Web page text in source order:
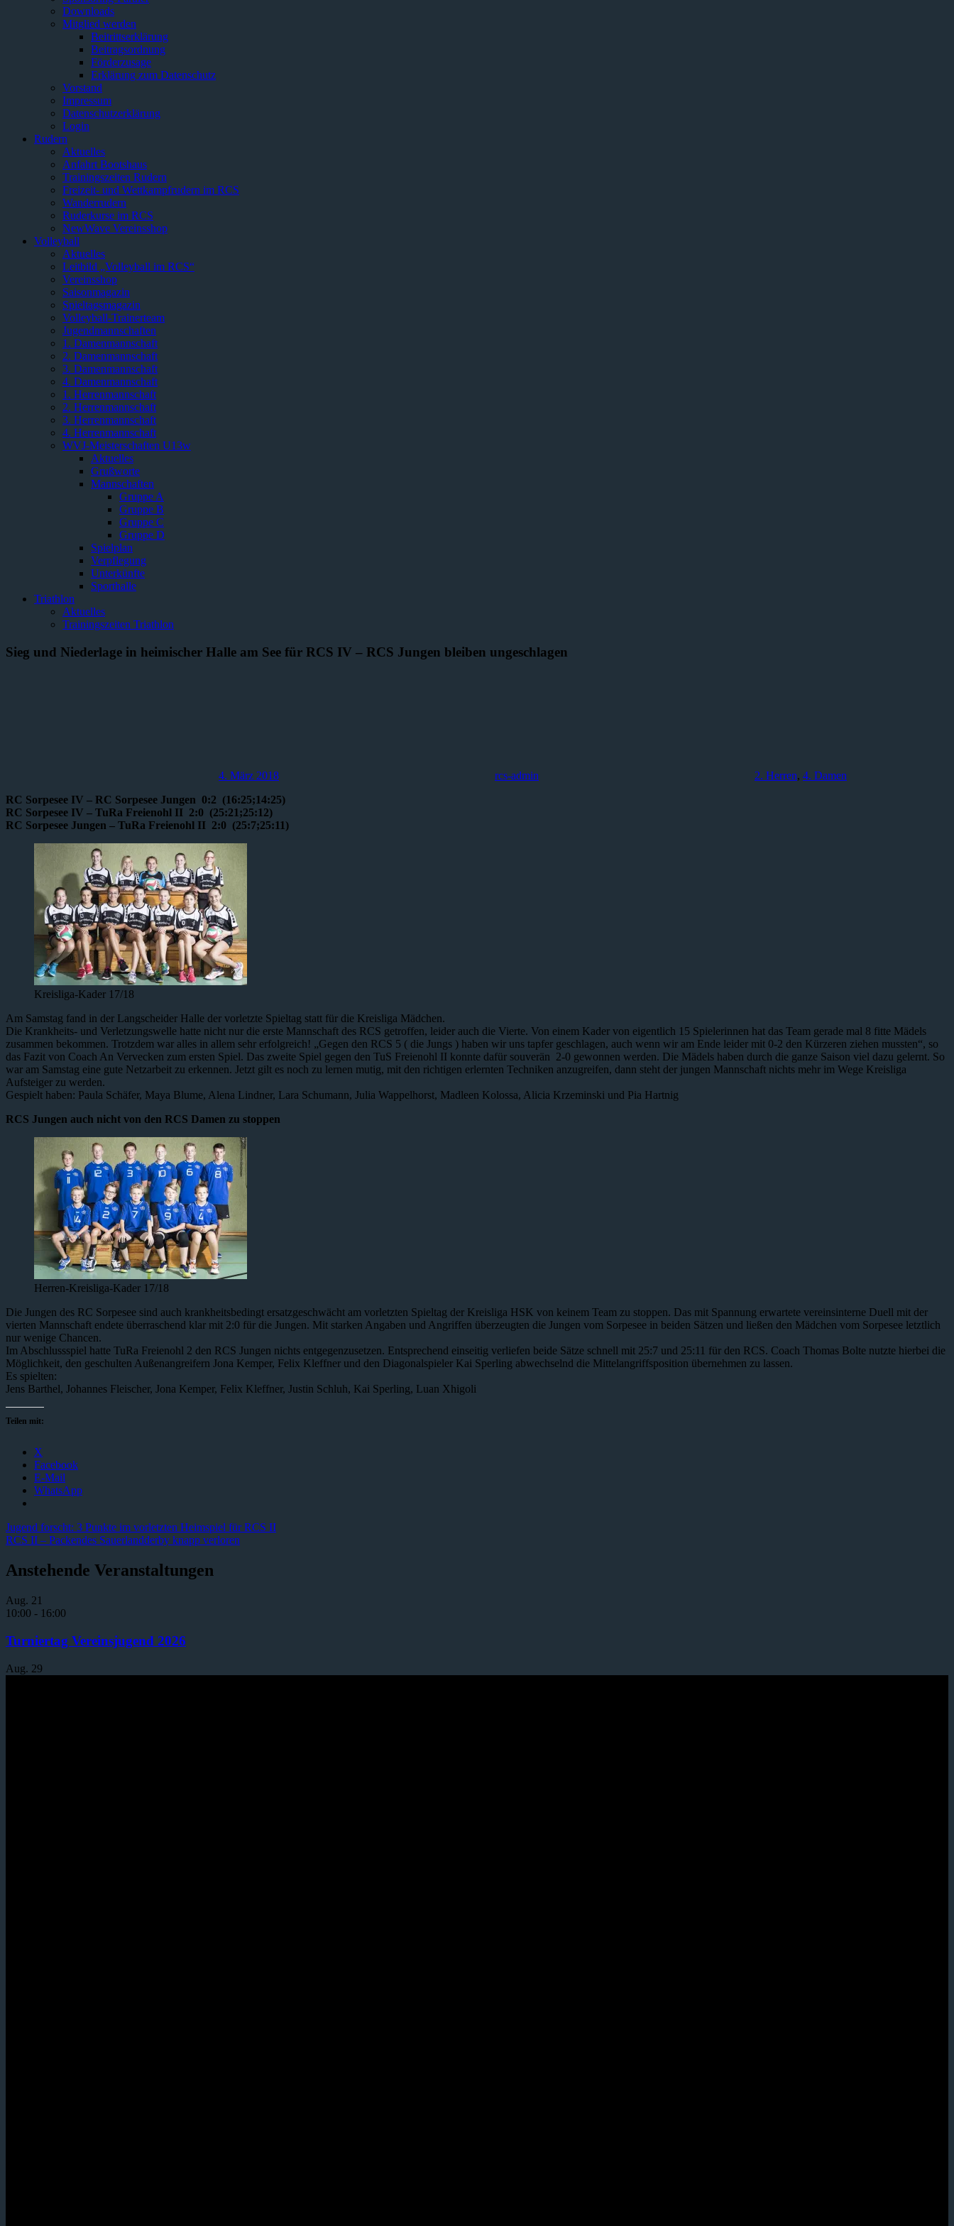
Downloads
Mitglied werden
Beitrittserklärung
Beitragsordnung
Förderzusage
Erklärung zum Datenschutz
Vorstand
Impressum
Datenschutzerklärung
Login
Rudern
Aktuelles
Anfahrt Bootshaus
Trainingszeiten Rudern
Freizeit- und Wettkampfrudern im RCS
Wanderrudern
Ruderkurse im RCS
NewWave Vereinsshop
Volleyball
Aktuelles
Leitbild „Volleyball im RCS“
Vereinsshop
Saisonmagazin
Spieltagsmagazin
Volleyball-Trainerteam
Jugendmannschaften
1. Damenmannschaft
2. Damenmannschaft
3. Damenmannschaft
4. Damenmannschaft
1. Herrenmannschaft
2. Herrenmannschaft
3. Herrenmannschaft
4. Herrenmannschaft
WVJ-Meisterschaften U13w
Aktuelles
Grußworte
Mannschaften
Gruppe A
Gruppe B
Gruppe C
Gruppe D
Spielplan
Verpflegung
Unterkünfte
Sporthalle
Triathlon
Aktuelles
Trainingszeiten Triathlon
Sieg und Niederlage in heimischer Halle am See für RCS IV – RCS Jungen bleiben ungeschlagen
4. März 2018 rcs-admin 2. Herren, 4. Damen
RC Sorpesee IV – RC Sorpesee Jungen 0:2 (16:25;14:25)
RC Sorpesee IV – TuRa Freienohl II 2:0 (25:21;25:12)
RC Sorpesee Jungen – TuRa Freienohl II 2:0 (25:7;25:11)
Kreisliga-Kader 17/18
Am Samstag fand in der Langscheider Halle der vorletzte Spieltag statt für die Kreisliga Mädchen.
Die Krankheits- und Verletzungswelle hatte nicht nur die erste Mannschaft des RCS getroffen, leider auch die Vierte. Von einem Kader von eigentlich 15 Spielerinnen hat das Team gerade mal 8 fitte Mädels
zusammen bekommen. Trotzdem war alles in allem sehr erfolgreich! „Gegen den RCS 5 ( die Jungs ) haben wir uns tapfer geschlagen, auch wenn wir am Ende leider mit 0-2 den Kürzeren ziehen mussten“, so
das Fazit von Coach An Vervecken zum ersten Spiel. Das zweite Spiel gegen den TuS Freienohl II konnte dafür souverän 2-0 gewonnen werden. Die Mädels haben durch die ganze Saison viel dazu gelernt. So
war am Samstag eine gute Netzarbeit zu erkennen. Jetzt gilt es noch zu lernen mutig, mit den richtigen erlernten Techniken anzugreifen, dann steht der jungen Mannschaft nichts mehr im Wege Kreisliga
Aufsteiger zu werden.
Gespielt haben: Paula Schäfer, Maya Blume, Alena Lindner, Lara Schumann, Julia Wappelhorst, Madleen Kolossa, Alicia Krzeminski und Pia Hartnig
RCS Jungen auch nicht von den RCS Damen zu stoppen
Herren-Kreisliga-Kader 17/18
Die Jungen des RC Sorpesee sind auch krankheitsbedingt ersatzgeschwächt am vorletzten Spieltag der Kreisliga HSK von keinem Team zu stoppen. Das mit Spannung erwartete vereinsinterne Duell mit der
vierten Mannschaft endete überraschend klar mit 2:0 für die Jungen. Mit starken Angaben und Angriffen überzeugten die Jungen vom Sorpesee in beiden Sätzen und ließen den Mädchen vom Sorpesee letztlich
nur wenige Chancen.
Im Abschlussspiel hatte TuRa Freienohl 2 den RCS Jungen nichts entgegenzusetzen. Entsprechend einseitig verliefen beide Sätze schnell mit 25:7 und 25:11 für den RCS. Coach Thomas Bolte nutzte hierbei die
Möglichkeit, den geschulten Außenangreifern Jona Kemper, Felix Kleffner und den Diagonalspieler Kai Sperling abwechselnd die Mittelangriffsposition übernehmen zu lassen.
Es spielten:
Jens Barthel, Johannes Fleischer, Jona Kemper, Felix Kleffner, Justin Schluh, Kai Sperling, Luan Xhigoli
Teilen mit:
X
Facebook
E-Mail
WhatsApp
Jugend forscht: 3 Punkte im vorletzten Heimspiel für RCS II
RCS II – Packendes Sauerlandderby knapp verloren
Anstehende Veranstaltungen
Aug. 21
10:00 - 16:00
Turniertag Vereinsjugend 2026
Aug. 29